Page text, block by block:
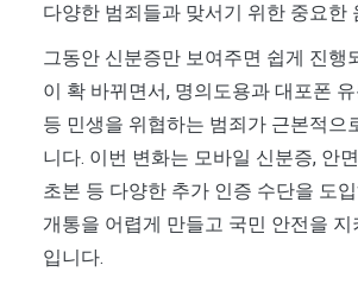
다양한 범죄들과 맞서기 위한 중요한
그동안 신분증만 보여주면 쉽게 진행
이 확 바뀌면서, 명의도용과 대포폰
등 민생을 위협하는 범죄가 근본적으
니다. 이번 변화는 모바일 신분증, 안
초본 등 다양한 추가 인증 수단을 도
개통을 어렵게 만들고 국민 안전을
입니다.